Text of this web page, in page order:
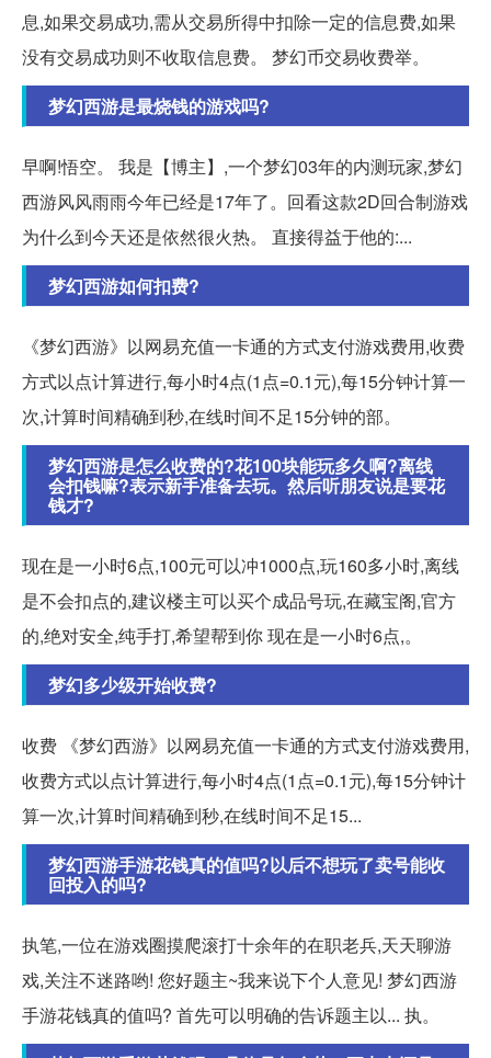
息,如果交易成功,需从交易所得中扣除一定的信息费,如果
没有交易成功则不收取信息费。 梦幻币交易收费举。
梦幻西游是最烧钱的游戏吗?
早啊!悟空。 我是【博主】,一个梦幻03年的内测玩家,梦幻
西游风风雨雨今年已经是17年了。回看这款2D回合制游戏
为什么到今天还是依然很火热。 直接得益于他的:...
梦幻西游如何扣费?
《梦幻西游》以网易充值一卡通的方式支付游戏费用,收费
方式以点计算进行,每小时4点(1点=0.1元),每15分钟计算一
次,计算时间精确到秒,在线时间不足15分钟的部。
梦幻西游是怎么收费的?花100块能玩多久啊?离线
会扣钱嘛?表示新手准备去玩。然后听朋友说是要花
钱才?
现在是一小时6点,100元可以冲1000点,玩160多小时,离线
是不会扣点的,建议楼主可以买个成品号玩,在藏宝阁,官方
的,绝对安全,纯手打,希望帮到你 现在是一小时6点,。
梦幻多少级开始收费?
收费 《梦幻西游》以网易充值一卡通的方式支付游戏费用,
收费方式以点计算进行,每小时4点(1点=0.1元),每15分钟计
算一次,计算时间精确到秒,在线时间不足15...
梦幻西游手游花钱真的值吗?以后不想玩了卖号能收
回投入的吗?
执笔,一位在游戏圈摸爬滚打十余年的在职老兵,天天聊游
戏,关注不迷路哟! 您好题主~我来说下个人意见! 梦幻西游
手游花钱真的值吗? 首先可以明确的告诉题主以... 执。